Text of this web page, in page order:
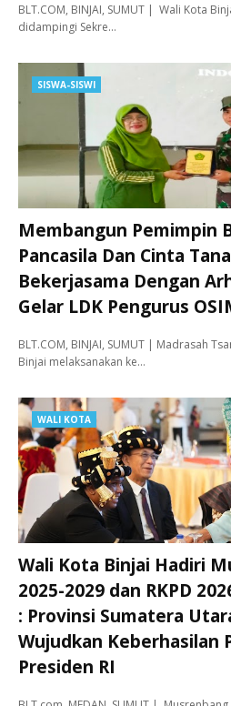
BLT.COM, BINJAI, SUMUT | Wali Kota
didampingi Sekre…
SISWA-SISWI
Membangun Pemimpin
Pancasila Dan Cinta
Bekerjasama Dengan
Gelar LDK Pengurus
BLT.COM, BINJAI, SUMUT | Madrasah
Binjai melaksanakan ke…
WALI KOTA
Wali Kota Binjai Hadiri
2025-2029 dan RKPD
: Provinsi Sumatera
Wujudkan Keberhasilan
Presiden RI